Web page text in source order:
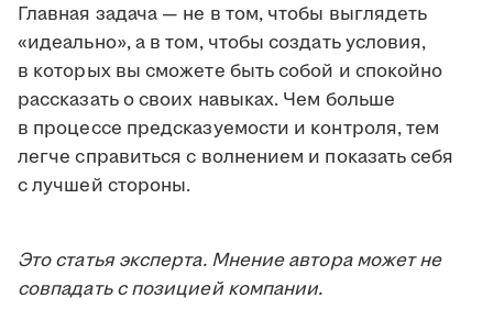
Главная задача — не в том, чтобы выглядеть
«идеально», а в том, чтобы создать условия,
в которых вы сможете быть собой и спокойно
рассказать о своих навыках. Чем больше
в процессе предсказуемости и контроля, тем
легче справиться с волнением и показать себя
с лучшей стороны.
Это статья эксперта. Мнение автора может не
совпадать с позицией компании.